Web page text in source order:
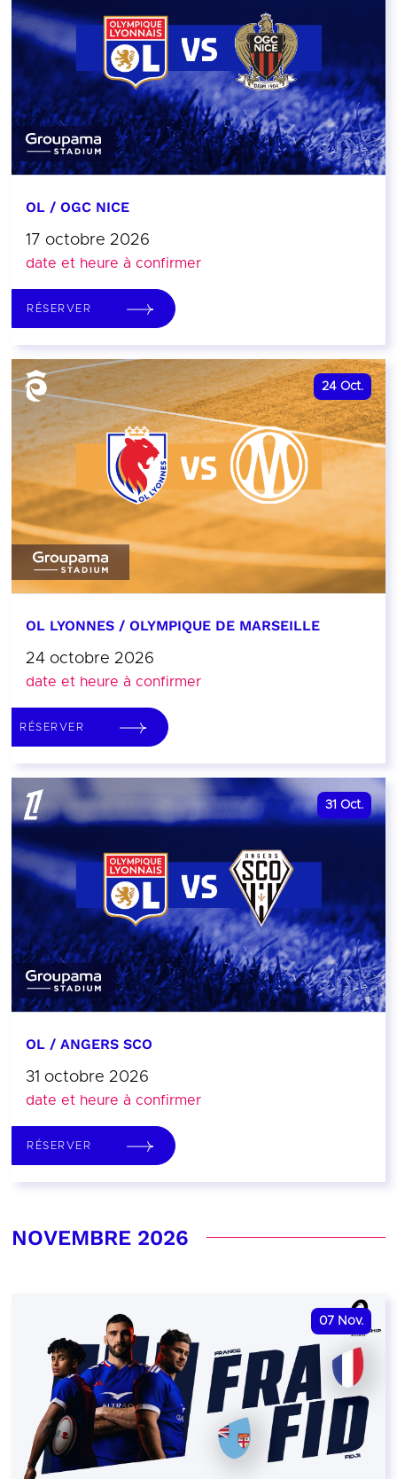
OL / OGC NICE
17 octobre 2026
date et heure à confirmer
RÉSERVER
24 Oct.
OL LYONNES / OLYMPIQUE DE MARSEILLE
24 octobre 2026
date et heure à confirmer
RÉSERVER
31 Oct.
OL / ANGERS SCO
31 octobre 2026
date et heure à confirmer
RÉSERVER
NOVEMBRE 2026
07 Nov.